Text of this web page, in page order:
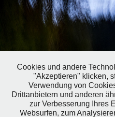
Before, During and
2022
Cookies und andere
"Akzeptieren" klicken,
Verwendung von
Drittanbietern und anderen
zur Verbesserung Ihres
Websurfen, zum